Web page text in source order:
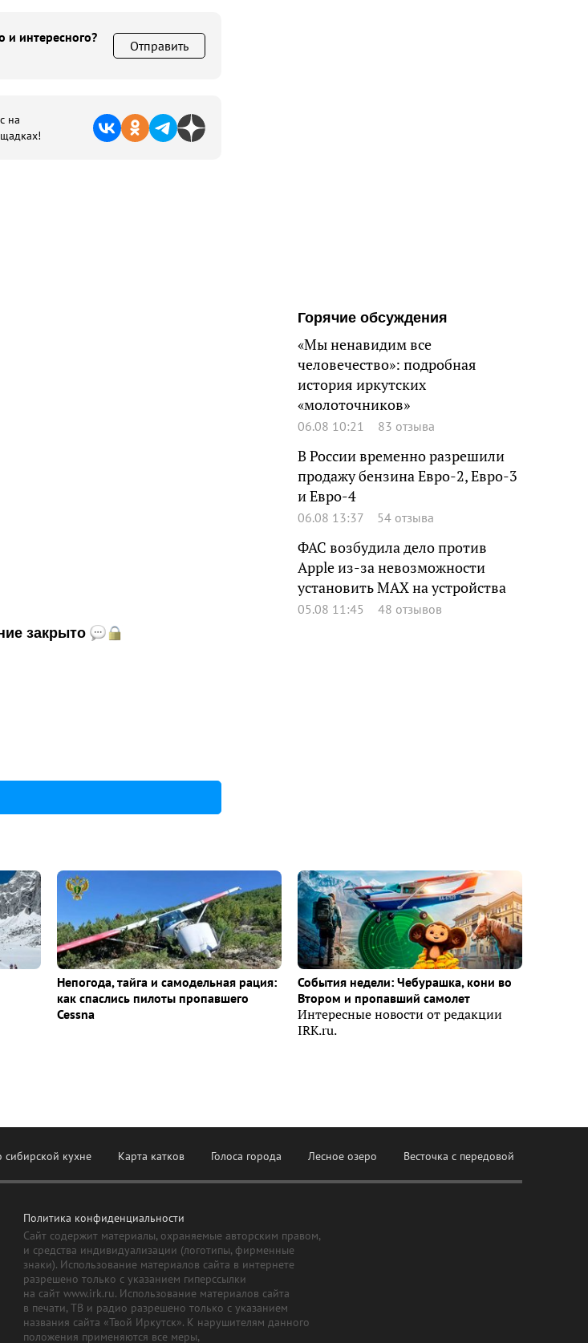
и интересного?
Отправить
на
закрыто
Горячие обсуждения
«Мы ненавидим все
человечество»: подробная
история иркутских
«молоточников»
06.08 10:21 83 отзыва
В России временно разрешили
продажу бензина Евро-2, Евро-3
и Евро-4
06.08 13:37 54 отзыва
ФАС возбудила дело против
Apple из-за невозможности
установить MAX на устройства
05.08 11:45 48 отзывов
Непогода, тайга и самодельная рация:
как спаслись пилоты пропавшего
Cessna
События недели: Чебурашка, кони во
Втором и пропавший самолет
Интересные новости от редакции
IRK.ru.
сибирской кухне Карта катков Голоса города Лесное озеро Весточка с передовой
Политика конфиденциальности
Сайт содержит материалы, охраняемые авторским правом,
и средства индивидуализации (логотипы, фирменные
знаки). Использование материалов сайта в интернете
разрешено только с указанием гиперссылки
на сайт www.irk.ru. Использование материалов сайта
в печати, ТВ и радио разрешено только с указанием
названия сайта «Твой Иркутск». К нарушителям данного
положения применяются все меры,